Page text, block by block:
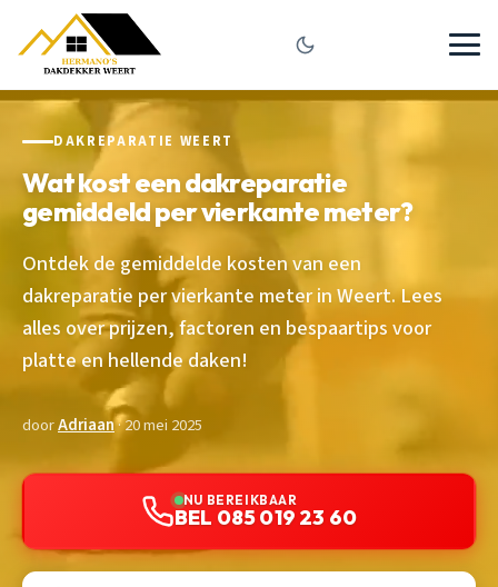
DAKREPARATIE WEERT
Wat kost een dakreparatie
gemiddeld per vierkante meter?
Ontdek de gemiddelde kosten van een
dakreparatie per vierkante meter in Weert. Lees
alles over prijzen, factoren en bespaartips voor
platte en hellende daken!
doorAdriaan· 20 mei 2025
NU BEREIKBAAR
BEL 085 019 23 60